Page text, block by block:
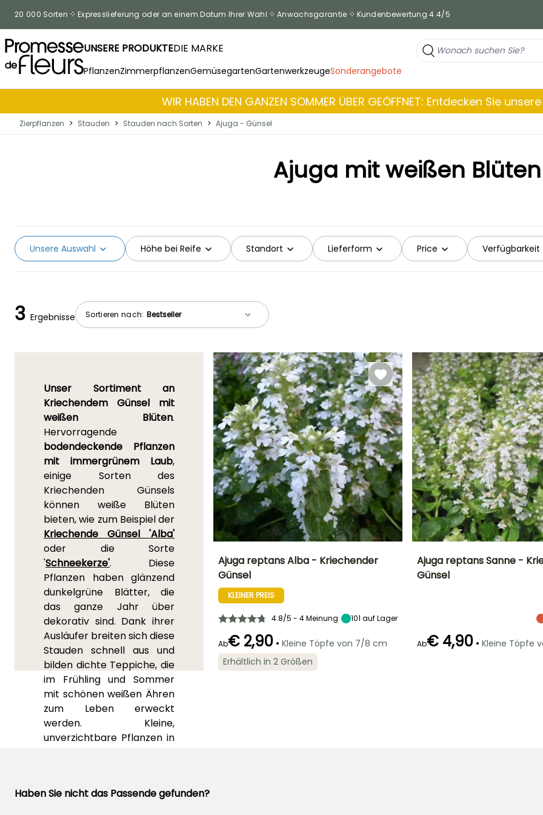
20 000 Sorten Expresslieferung oder an einem Datum Ihrer Wahl Anwachsgarantie Kundenbewertung 4.4/5
UNSERE PRODUKTEDIE MARKE
PflanzenZimmerpflanzenGemüsegartenGartenwerkzeugeSonderangebote
WIR HABEN DEN GANZEN SOMMER ÜBER GEÖFFNET: Entdecken Sie
Zierpflanzen > Stauden > Stauden nach Sorten > Ajuga - Günsel
Ajuga mit weißen Blüten
Höhe bei Reife Standort Lieferform
Unsere Auswahl Price Verfügbarkeit
Sortieren nach:
3 Ergebnisse
Unser Sortiment an
Kriechendem Günsel mit
weißen Blüten.
Hervorragende
bodendeckende Pflanzen
mit immergrünem Laub,
einige Sorten des
Kriechenden Günsels
können weiße Blüten
bieten, wie zum Beispiel der
Kriechende Günsel 'Alba'
oder die Sorte
'Schneekerze'. Diese
Pflanzen haben glänzend
dunkelgrüne Blätter, die
das ganze Jahr über
dekorativ sind. Dank ihrer
Ausläufer breiten sich diese
Stauden schnell aus und
bilden dichte Teppiche, die
im Frühling und Sommer
mit schönen weißen Ähren
zum Leben erweckt
werden. Kleine,
unverzichtbare Pflanzen in
Günsel sowohl im Schatten
25 cm
Blütezeit
Geeigneter
Zeitraum für die
Ajuga reptans Alba - Kriechender
Günsel
KLEINER PREIS
4.8/5 - 4 Meinung 101 auf Lager
Ab€ 2,90 • Kleine Töpfe von 7/8 cm
Erhältlich in 2 Größen
Ajuga reptans Sanne -
Günsel
Ab€ 4,90 • Kleine Töpfe
Haben Sie nicht das Passende gefunden?